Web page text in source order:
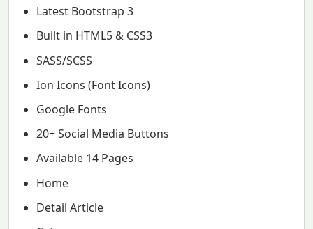
Latest Bootstrap 3
Built in HTML5 & CSS3
SASS/SCSS
Ion Icons (Font Icons)
Google Fonts
20+ Social Media Buttons
Available 14 Pages
Home
Detail Article